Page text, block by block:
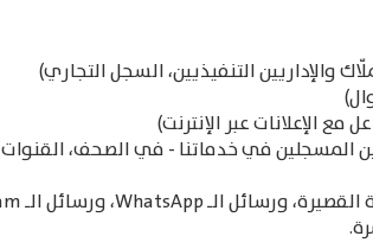
والإداريين التنفيذيين، السجل التجاري)
الإعلانات عبر الإنترنت)
في خدماتنا - في الصحف، القنوات